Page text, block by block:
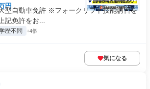
円
型自動車免許 ※フォークリフト技能講習を
記免許をお...
歴不問 +4個
気になる